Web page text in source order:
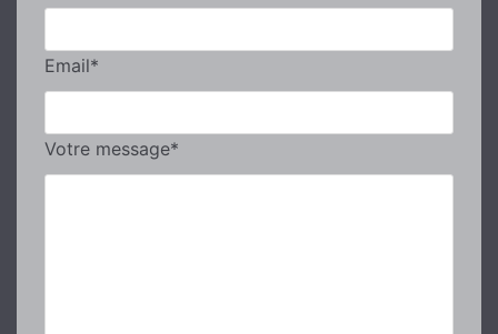
Email*
Votre message*